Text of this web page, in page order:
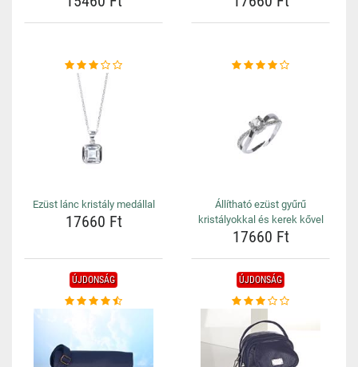
Ezüst lánc kristály medállal
17660 Ft
Állítható ezüst gyűrű
kristályokkal és kerek kővel
17660 Ft
ÚJDONSÁG ÚJDONSÁG